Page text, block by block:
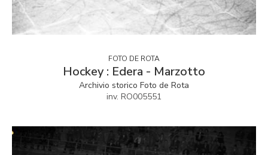
FOTO DE ROTA
Hockey : Edera - Marzotto
Archivio storico Foto de Rota
inv. RO005551